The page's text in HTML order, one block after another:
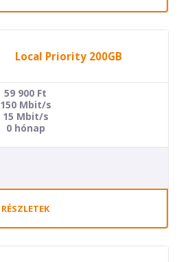
Local Priority 200GB
59 900 Ft
150 Mbit/s
15 Mbit/s
0 hónap
RÉSZLETEK